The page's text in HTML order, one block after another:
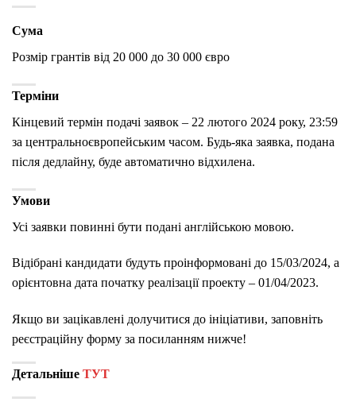
Сума
Розмір грантів від 20 000 до 30 000 євро
Терміни
Кінцевий термін подачі заявок – 22 лютого 2024 року, 23:59
за центральноєвропейським часом. Будь-яка заявка, подана
після дедлайну, буде автоматично відхилена.
Умови
Усі заявки повинні бути подані англійською мовою.
Відібрані кандидати будуть проінформовані до 15/03/2024, а
орієнтовна дата початку реалізації проекту – 01/04/2023.
Якщо ви зацікавлені долучитися до ініціативи, заповніть
реєстраційну форму за посиланням нижче!
Детальніше ТУТ